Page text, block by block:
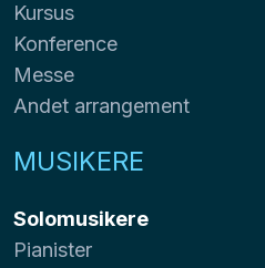
Kursus
Konference
Messe
Andet arrangement
MUSIKERE
Solomusikere
Pianister